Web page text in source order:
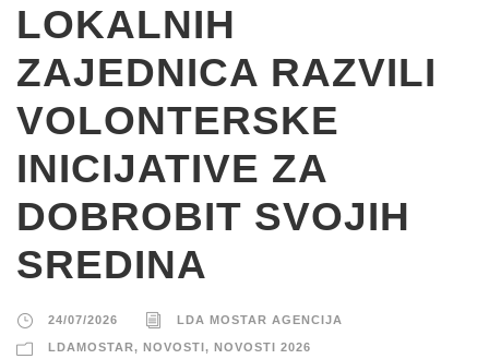
LOKALNIH
ZAJEDNICA RAZVILI
VOLONTERSKE
INICIJATIVE ZA
DOBROBIT SVOJIH
SREDINA
24/07/2026 LDA MOSTAR AGENCIJA
LDAMOSTAR, NOVOSTI, NOVOSTI 2026